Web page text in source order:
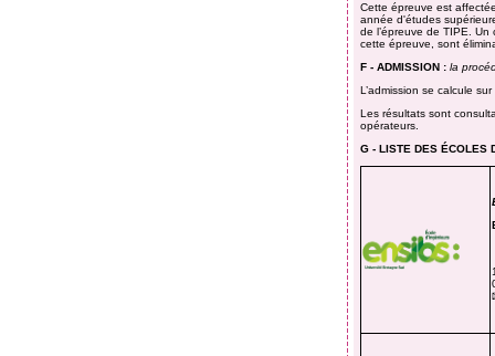
Cette épreuve est
année d'études
de l’épreuve de TIPE.
cette épreuve, sont
F - ADMISSION : la
L’admission se calcule
Les résultats sont
opérateurs.
G - LISTE DES ÉCOLES